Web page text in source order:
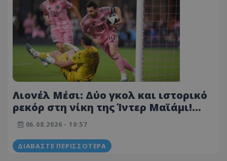
Λιονέλ Μέσι: Δύο γκολ και ιστορικό
ρεκόρ στη νίκη της Ίντερ Μαϊάμι!
(ΒΙΝΤΕΟ)
06.08.2026 - 10:57
ΔΙΑΒΆΣΤΕ ΠΕΡΙΣΣΌΤΕΡΑ